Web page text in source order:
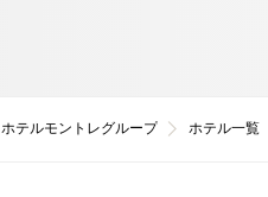
ホテルモントレグループ ホテル一覧